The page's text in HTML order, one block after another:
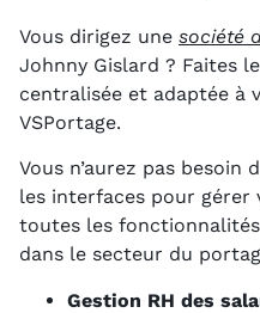
Vous dirigez une société
Johnny Gislard ? Faites
centralisée et adaptée à
VSPortage.
Vous n’aurez pas
les interfaces pour gérer
toutes les
dans le secteur du
Gestion RH des